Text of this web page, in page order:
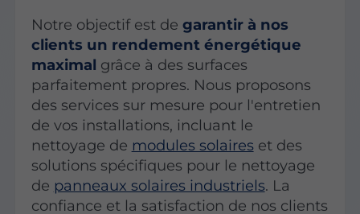
Notre objectif est de garantir à nos
clients un rendement énergétique
maximal grâce à des surfaces
parfaitement propres. Nous proposons
des services sur mesure pour l'entretien
de vos installations, incluant le
nettoyage de modules solaireset des
solutions spécifiques pour le nettoyage
de panneaux solaires industriels. La
confiance et la satisfaction de nos clients